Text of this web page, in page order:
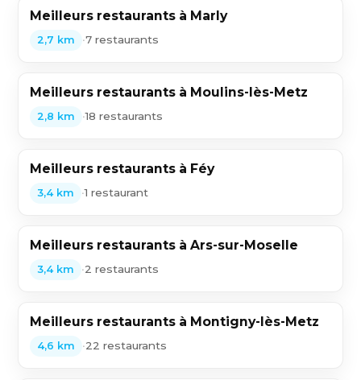
Meilleurs restaurants à Marly
2,7 km •7 restaurants
Meilleurs restaurants à Moulins-lès-Metz
2,8 km •18 restaurants
Meilleurs restaurants à Féy
3,4 km •1 restaurant
Meilleurs restaurants à Ars-sur-Moselle
3,4 km •2 restaurants
Meilleurs restaurants à Montigny-lès-Metz
4,6 km •22 restaurants